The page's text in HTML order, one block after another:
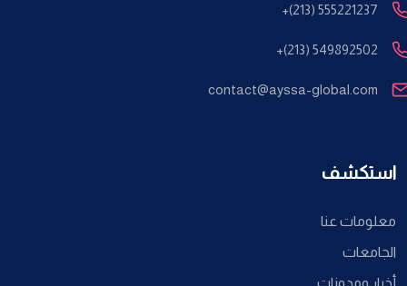
+(213) 555221237
+(213) 549892502
contact@ayssa-global.com
استكشف
معلومات عنا
الجامعات
أخبار ومدونات